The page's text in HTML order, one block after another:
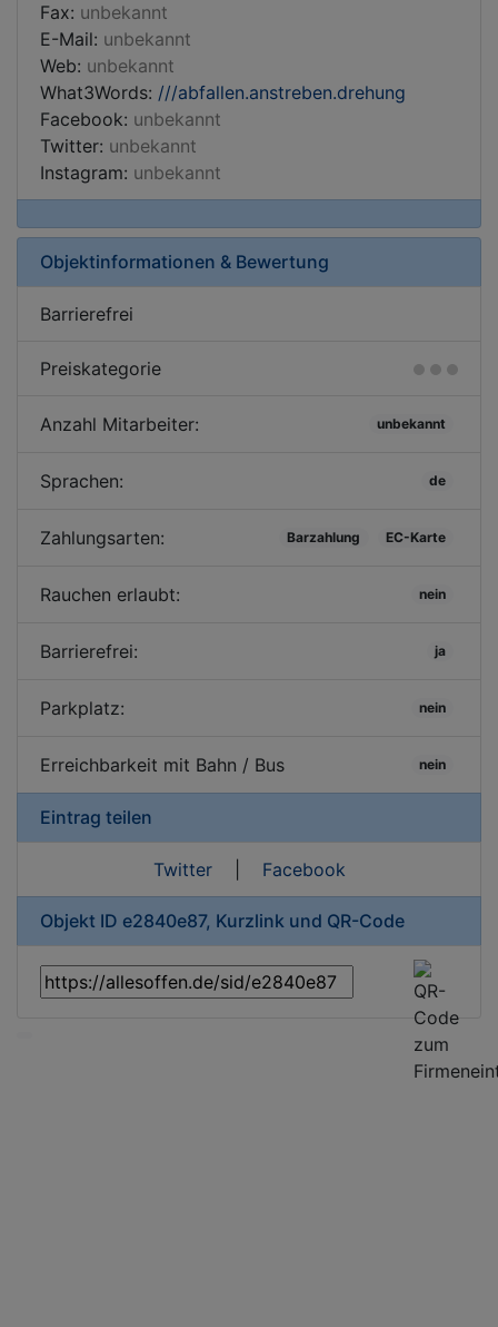
Fax: unbekannt
E-Mail: unbekannt
Web: unbekannt
What3Words: ///abfallen.anstreben.drehung
Facebook: unbekannt
Twitter: unbekannt
Instagram: unbekannt
Objektinformationen & Bewertung
Barrierefrei
Preiskategorie
Anzahl Mitarbeiter: unbekannt
Sprachen: de
Zahlungsarten: Barzahlung EC-Karte
Rauchen erlaubt: nein
Barrierefrei: ja
Parkplatz: nein
Erreichbarkeit mit Bahn / Bus nein
Eintrag teilen
Twitter| Facebook
Objekt ID e2840e87, Kurzlink und QR-Code